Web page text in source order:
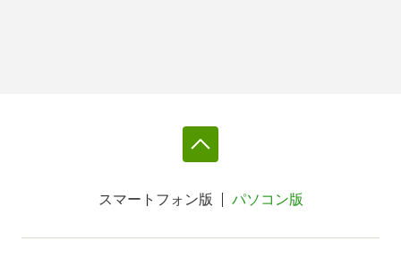
スマートフォン版 パソコン版